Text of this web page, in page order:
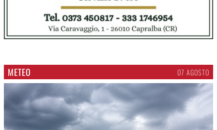
METEO 07 AGOSTO